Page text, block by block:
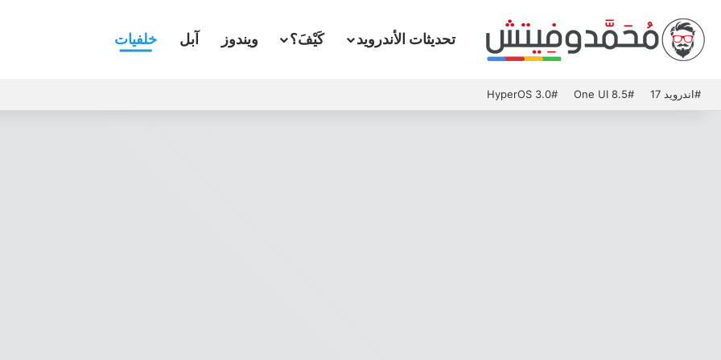
تحديثات الأندرويد كَيْفَ؟ ويندوز آبل خلفيات
#اندرويد 17 #One UI 8.5
#HyperOS 3.0